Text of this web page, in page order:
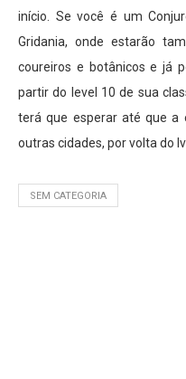
início. Se você é um
Gridania, onde estarão
coureiros e botânicos e já
partir do level 10 de sua
terá que esperar até que a
outras cidades, por volta do
SEM CATEGORIA